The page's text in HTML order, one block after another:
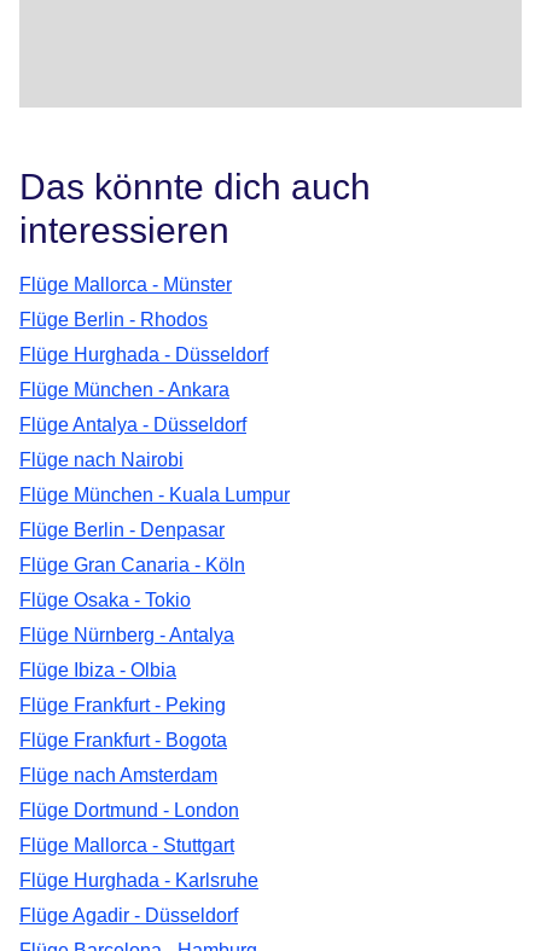
Das könnte dich auch
interessieren
Flüge Mallorca - Münster
Flüge Berlin - Rhodos
Flüge Hurghada - Düsseldorf
Flüge München - Ankara
Flüge Antalya - Düsseldorf
Flüge nach Nairobi
Flüge München - Kuala Lumpur
Flüge Berlin - Denpasar
Flüge Gran Canaria - Köln
Flüge Osaka - Tokio
Flüge Nürnberg - Antalya
Flüge Ibiza - Olbia
Flüge Frankfurt - Peking
Flüge Frankfurt - Bogota
Flüge nach Amsterdam
Flüge Dortmund - London
Flüge Mallorca - Stuttgart
Flüge Hurghada - Karlsruhe
Flüge Agadir - Düsseldorf